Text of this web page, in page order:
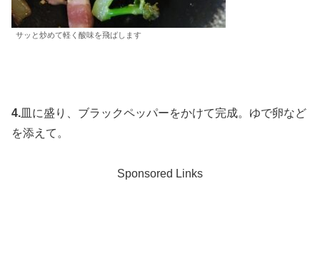
サッと炒めて軽く酸味を飛ばします
4.皿に盛り、ブラックペッパーをかけて完成。ゆで卵など
を添えて。
Sponsored Links